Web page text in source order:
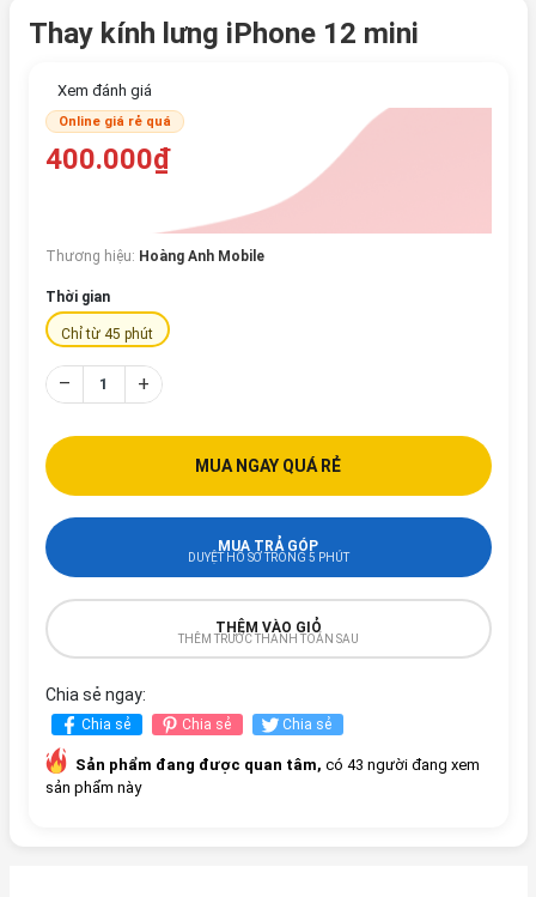
Thay kính lưng iPhone 12 mini
Xem đánh giá
Online giá rẻ quá
400.000₫
Thương hiệu: Hoàng Anh Mobile
Thời gian
Chỉ từ 45 phút
– +
MUA NGAY QUÁ RẺ
MUA TRẢ GÓP
DUYỆT HỒ SƠ TRONG 5 PHÚT
THÊM VÀO GIỎ
THÊM TRƯỚC THANH TOÁN SAU
Chia sẻ ngay:
Chia sẻ Chia sẻ Chia sẻ
Sản phẩm đang được quan tâm, có 43 người đang xem
sản phẩm này